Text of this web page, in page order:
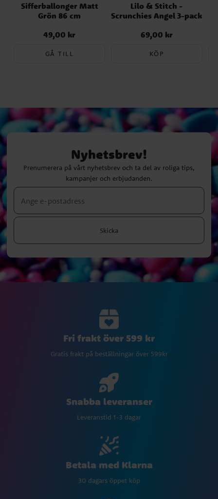
Sifferballonger Matt
Grön 86 cm
Pris:49,00 kr
49,00 kr
GÅ TILL
Lilo & Stitch -
Scrunchies Angel 3-pack
Pris:69,00 kr
69,00 kr
KÖP
Nyhetsbrev!
Prenumerera på vårt nyhetsbrev och ta del av roliga tips,
kampanjer och erbjudanden.
Skicka
Fri frakt över 599 kr
Gratis frakt på beställningar över 599kr
Snabba leveranser
Leveranstid 1-3 dagar
Betala med Klarna
30 dagars öppet köp